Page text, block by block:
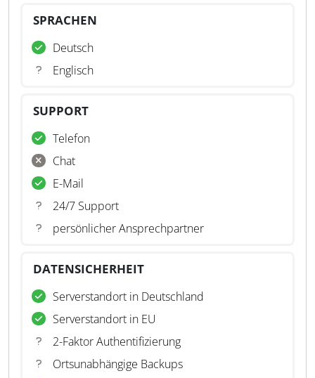
SPRACHEN
Deutsch
Englisch
SUPPORT
Telefon
Chat
E-Mail
24/7 Support
persönlicher Ansprechpartner
DATENSICHERHEIT
Serverstandort in Deutschland
Serverstandort in EU
2-Faktor Authentifizierung
Ortsunabhängige Backups